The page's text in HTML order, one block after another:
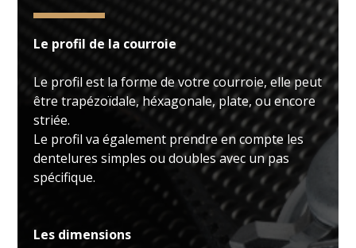
Le profil de la courroie
Le profil est la forme de votre courroie, elle peut
être trapézoïdale, héxagonale, plate, ou encore
striée.
Le profil va également prendre en compte les
dentelures simples ou doubles avec un pas
spécifique.
Les dimensions